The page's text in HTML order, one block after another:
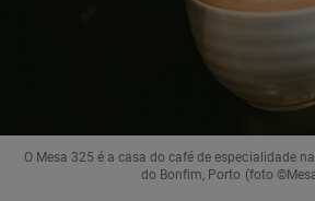
O Mesa 325 é a casa do café de especialidade
do Bonfim, Porto (foto